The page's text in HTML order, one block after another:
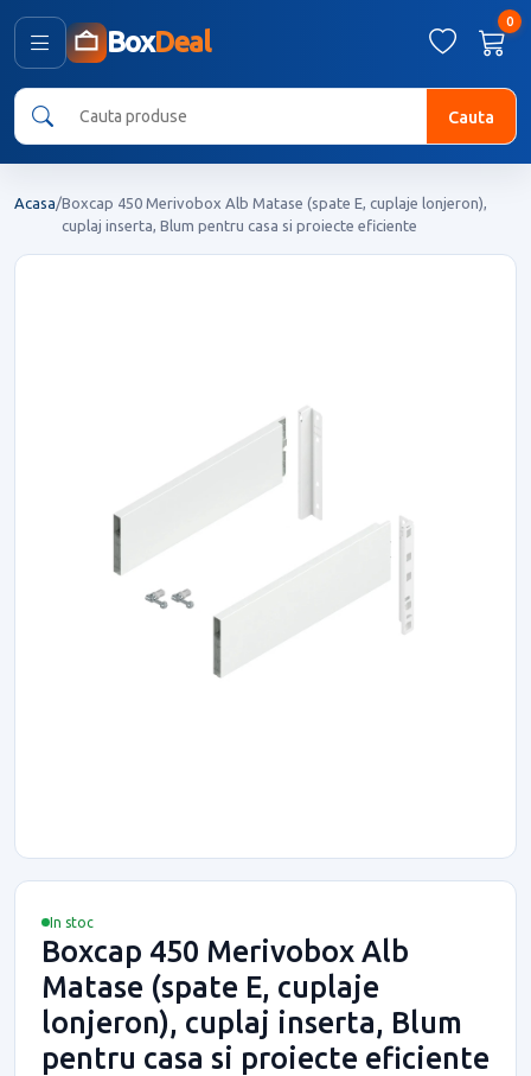
BoxDeal
0
Cauta
Acasa/Boxcap 450 Merivobox Alb Matase (spate E, cuplaje lonjeron),
cuplaj inserta, Blum pentru casa si proiecte eficiente
In stoc
Boxcap 450 Merivobox Alb
Matase (spate E, cuplaje
lonjeron), cuplaj inserta, Blum
pentru casa si proiecte eficiente